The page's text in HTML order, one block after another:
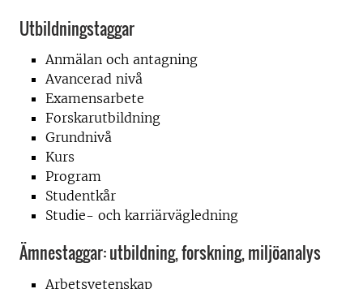
Utbildningstaggar
Anmälan och antagning
Avancerad nivå
Examensarbete
Forskarutbildning
Grundnivå
Kurs
Program
Studentkår
Studie- och karriärvägledning
Ämnestaggar: utbildning, forskning, miljöanalys
Arbetsvetenskap